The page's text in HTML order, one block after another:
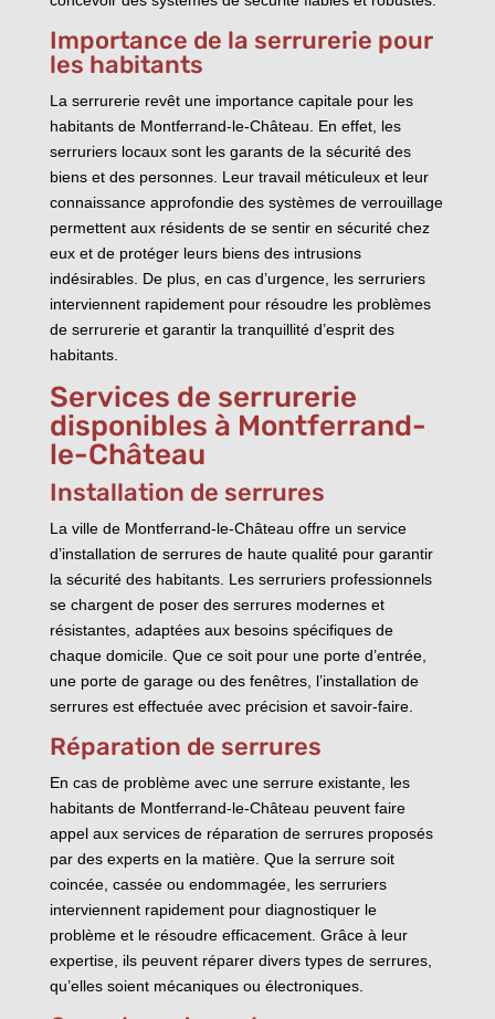
Importance de la serrurerie pour
les habitants
La serrurerie revêt une importance capitale pour les
habitants de Montferrand-le-Château. En effet, les
serruriers locaux sont les garants de la sécurité des
biens et des personnes. Leur travail méticuleux et leur
connaissance approfondie des systèmes de verrouillage
permettent aux résidents de se sentir en sécurité chez
eux et de protéger leurs biens des intrusions
indésirables. De plus, en cas d’urgence, les serruriers
interviennent rapidement pour résoudre les problèmes
de serrurerie et garantir la tranquillité d’esprit des
habitants.
Services de serrurerie
disponibles à Montferrand-
le-Château
Installation de serrures
La ville de Montferrand-le-Château offre un service
d’installation de serrures de haute qualité pour garantir
la sécurité des habitants. Les serruriers professionnels
se chargent de poser des serrures modernes et
résistantes, adaptées aux besoins spécifiques de
chaque domicile. Que ce soit pour une porte d’entrée,
une porte de garage ou des fenêtres, l’installation de
serrures est effectuée avec précision et savoir-faire.
Réparation de serrures
En cas de problème avec une serrure existante, les
habitants de Montferrand-le-Château peuvent faire
appel aux services de réparation de serrures proposés
par des experts en la matière. Que la serrure soit
coincée, cassée ou endommagée, les serruriers
interviennent rapidement pour diagnostiquer le
problème et le résoudre efficacement. Grâce à leur
expertise, ils peuvent réparer divers types de serrures,
qu’elles soient mécaniques ou électroniques.